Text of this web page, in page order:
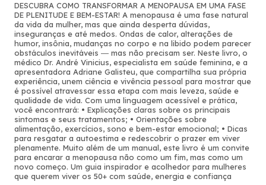
DESCUBRA COMO TRANSFORMAR A MENOPAUSA EM UMA FASE
DE PLENITUDE E BEM-ESTAR! A menopausa é uma fase natural
da vida da mulher, mas que ainda desperta dúvidas,
inseguranças e até medos. Ondas de calor, alterações de
humor, insônia, mudanças no corpo e na libido podem parecer
obstáculos inevitáveis ― mas não precisam ser. Neste livro, o
médico Dr. André Vinicius, especialista em saúde feminina, e a
apresentadora Adriane Galisteu, que compartilha sua própria
experiência, unem ciência e vivência pessoal para mostrar que
é possível atravessar essa etapa com mais leveza, saúde e
qualidade de vida. Com uma linguagem acessível e prática,
você encontrará: • Explicações claras sobre os principais
sintomas e seus tratamentos; • Orientações sobre
alimentação, exercícios, sono e bem-estar emocional; • Dicas
para resgatar a autoestima e redescobrir o prazer em viver
plenamente. Muito além de um manual, este livro é um convite
para encarar a menopausa não como um fim, mas como um
novo começo. Um guia inspirador e acolhedor para mulheres
que querem viver os 50+ com saúde, energia e confiança